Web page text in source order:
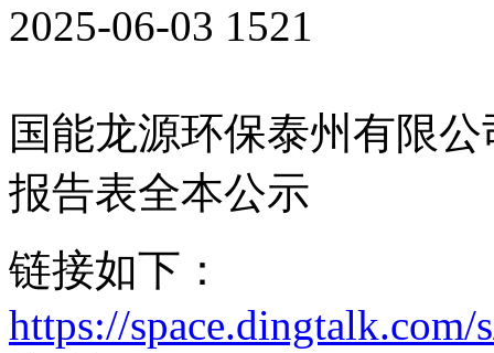
2025-06-03 1521
国能龙源环保泰州有限
报告表全本公示
链接如下：
https://